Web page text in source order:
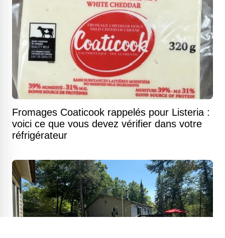
Fromages Coaticook rappelés pour Listeria :
voici ce que vous devez vérifier dans votre
réfrigérateur